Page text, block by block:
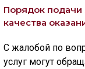
Порядок
качества
С жалобой по
услуг могут